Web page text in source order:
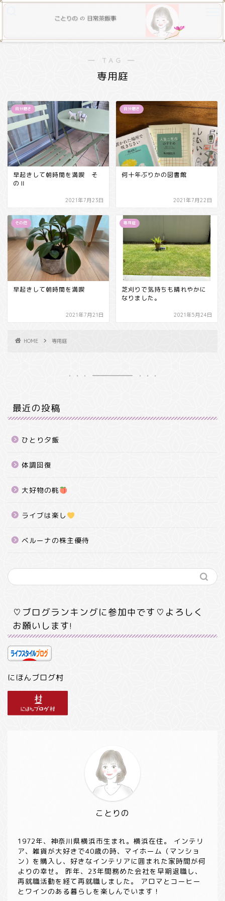
― TAG ―
専用庭
自分磨き
早起きして朝時間を満喫 そ
のⅡ
2021年7月23日
自分磨き
何十年ぶりかの図書館
2021年7月22日
その他
早起きして朝時間を満喫
2021年7月21日
専用庭
芝刈りで気持ちも晴れやかに
なりました。
2021年5月24日
HOME 専用庭
最近の投稿
ひとり夕飯
体調回復
大好物の桃
ライブは楽し
ベルーナの株主優待
♡ブログランキングに参加中です♡よろしく
お願いします!
にほんブログ村
ことりの
1972年、神奈川県横浜市生まれ。横浜在住。 インテリ
ア、雑貨が大好きで40歳の時、マイホーム（マンショ
ン）を購入し、好きなインテリアに囲まれた家時間が何
よりの幸せ。 昨年、23年間務めた会社を早期退職し、
再就職活動を経て再就職しました。 アロマとコーヒー
とワインのある暮らしを楽しんでいます！